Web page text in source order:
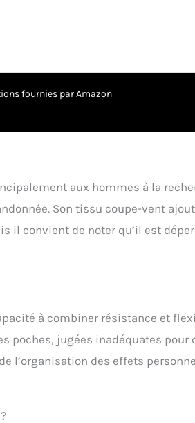
fournies par Amazon
aux hommes à la
Son tissu coupe-vent
il convient de noter qu’il est
à combiner résistance et
poches, jugées inadéquates pour
l’organisation des effets